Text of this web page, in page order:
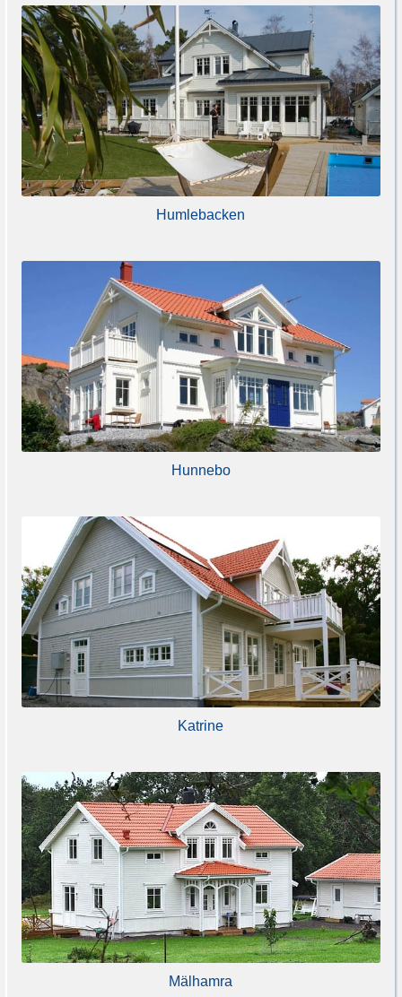
Humlebacken
Hunnebo
Katrine
Mälhamra